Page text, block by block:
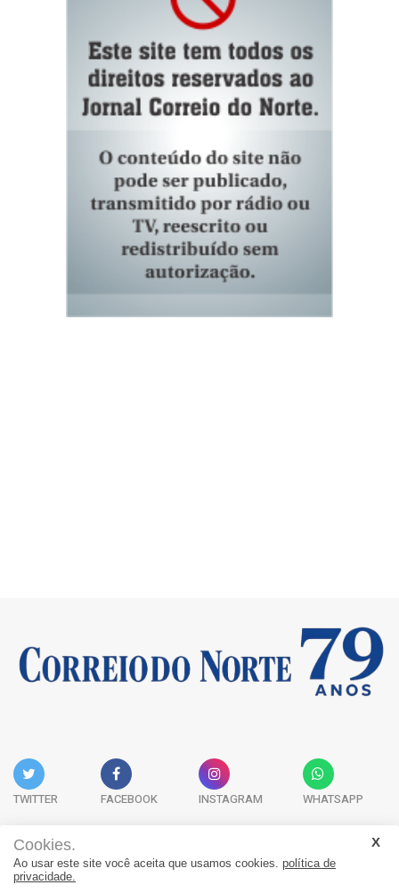
TWITTER FACEBOOK INSTAGRAM WHATSAPP
Acervo Digital Fale Conosco Quem Somos
Cookies.
Ao usar este site você aceita que usamos cookies. política de
privacidade.